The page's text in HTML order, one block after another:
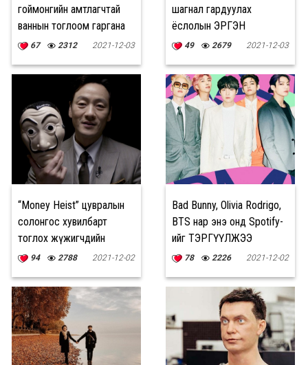
гоймонгийн амтлагчтай
ваннын тоглоом гаргана
67 2312 2021-12-03
шагнал гардуулах
ёслолын ЭРГЭН
ТОЙРОНД
49 2679 2021-12-03
“Money Heist” цувралын
солонгос хувилбарт
тоглох жүжигчдийн
НЭРСИЙГ зарлалаа
94 2788 2021-12-02
Bad Bunny, Olivia Rodrigo,
BTS нар энэ онд Spotify-
ийг ТЭРГҮҮЛЖЭЭ
78 2226 2021-12-02